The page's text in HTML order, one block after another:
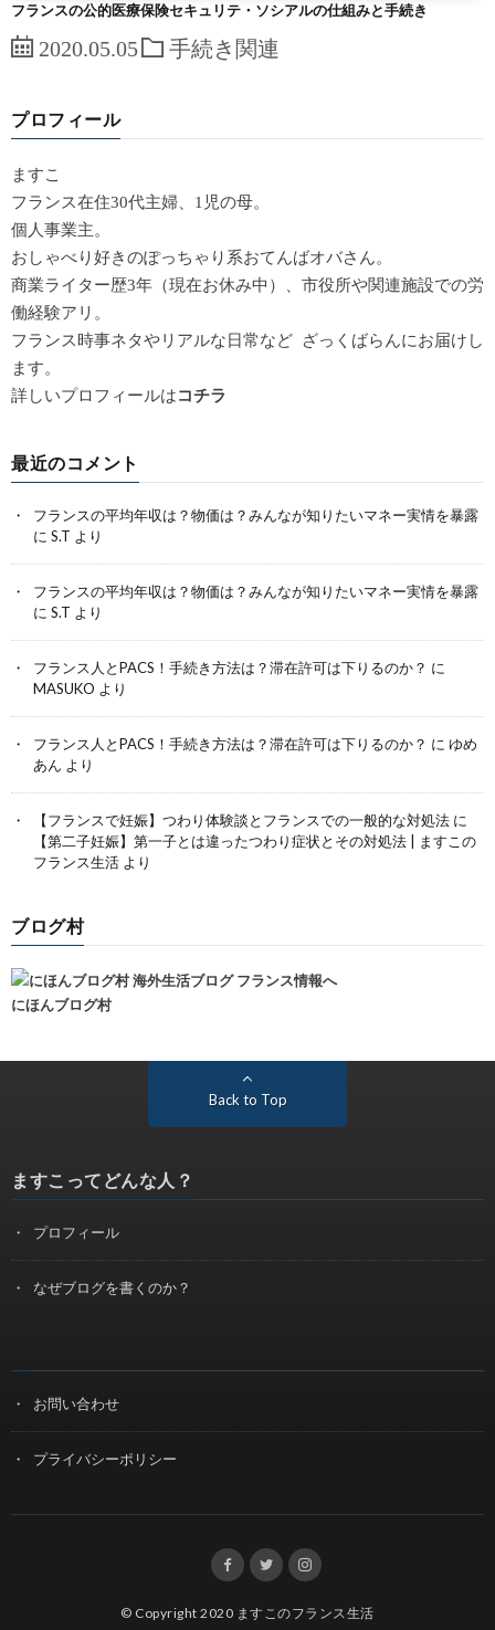
フランスの公的医療保険セキュリテ・ソシアルの仕組みと手続き
2020.05.05 手続き関連
プロフィール
ますこ
フランス在住30代主婦、1児の母。
個人事業主。
おしゃべり好きのぽっちゃり系おてんばオバさん。
商業ライター歴3年（現在お休み中）、市役所や関連施設での労
働経験アリ。
フランス時事ネタやリアルな日常など ざっくばらんにお届けし
ます。
詳しいプロフィールはコチラ
最近のコメント
フランスの平均年収は？物価は？みんなが知りたいマネー実情を暴露
に S.T より
フランスの平均年収は？物価は？みんなが知りたいマネー実情を暴露
に S.T より
フランス人とPACS！手続き方法は？滞在許可は下りるのか？ に
MASUKO より
フランス人とPACS！手続き方法は？滞在許可は下りるのか？ に ゆめ
あん より
【フランスで妊娠】つわり体験談とフランスでの一般的な対処法 に
【第二子妊娠】第一子とは違ったつわり症状とその対処法 | ますこの
フランス生活 より
ブログ村
にほんブログ村
Back to Top
ますこってどんな人？
プロフィール
なぜブログを書くのか？
お問い合わせ
プライバシーポリシー
© Copyright 2020 ますこのフランス生活